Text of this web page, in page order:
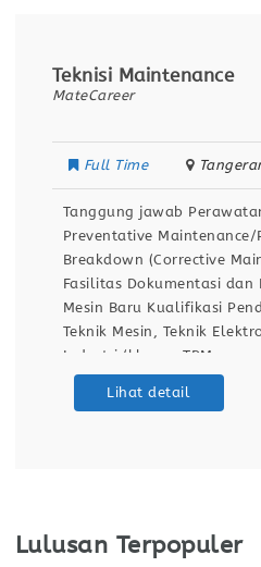
Teknisi Maintenance
MateCareer
Full Time
Tanggung jawab
Preventative Maintenance/
Breakdown (Corrective
Fasilitas Dokumentasi
Mesin Baru Kualifikasi
Teknik Mesin, Teknik
Industri (khusus TPM
memiliki pengalaman
Lihat detail
Lulusan Terpopuler